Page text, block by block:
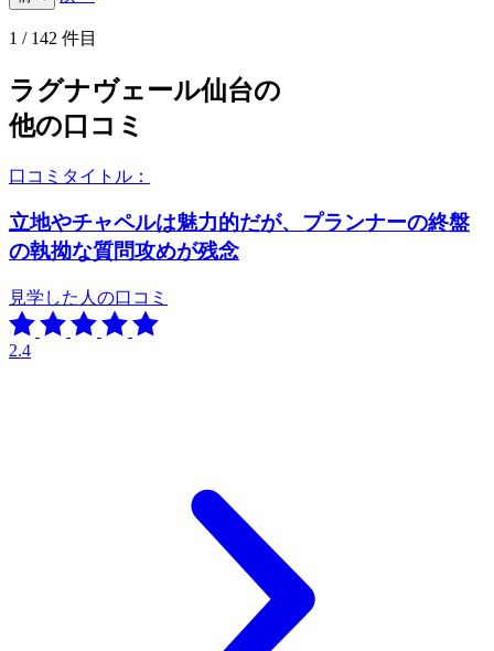
1 / 142 件目
ラグナヴェール仙台の
他の口コミ
口コミタイトル：
立地やチャペルは魅力的だが、プランナーの終盤
の執拗な質問攻めが残念
見学した人の口コミ
2.4